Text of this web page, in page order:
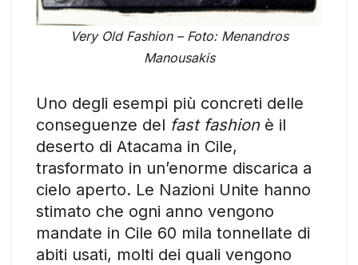
Very Old Fashion – Foto: Menandros
Manousakis
Uno degli esempi più concreti delle
conseguenze del fast fashionè il
deserto di Atacama in Cile,
trasformato in un’enorme discarica a
cielo aperto. Le Nazioni Unite hanno
stimato che ogni anno vengono
mandate in Cile 60 mila tonnellate di
abiti usati, molti dei quali vengono